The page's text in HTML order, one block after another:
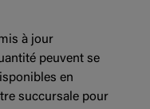
à jour
peuvent se
en
succursale pour